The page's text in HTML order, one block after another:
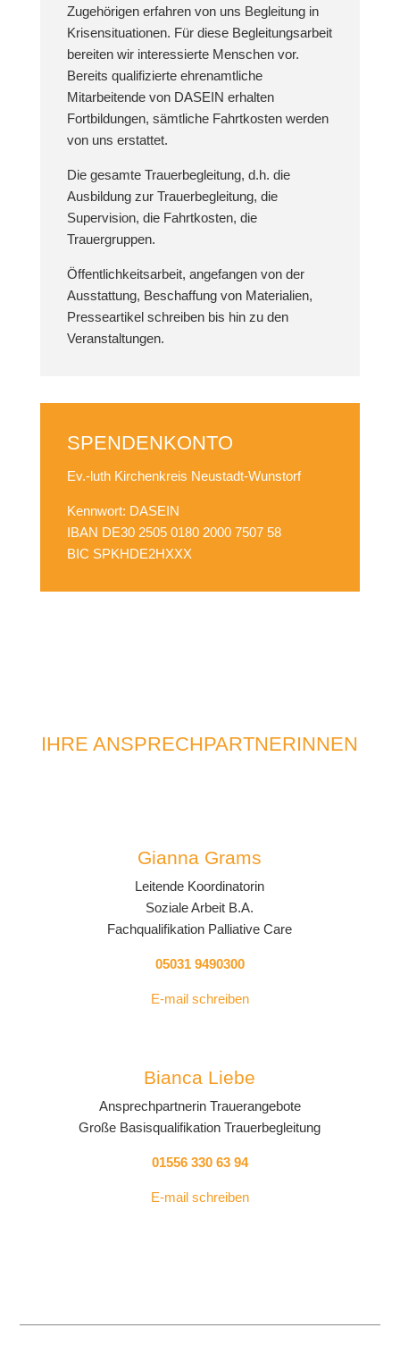
Zugehörigen erfahren von uns Begleitung in
Krisensituationen. Für diese Begleitungsarbeit
bereiten wir interessierte Menschen vor.
Bereits qualifizierte ehrenamtliche
Mitarbeitende von DASEIN erhalten
Fortbildungen, sämtliche Fahrtkosten werden
von uns erstattet.
Die gesamte Trauerbegleitung, d.h. die
Ausbildung zur Trauerbegleitung, die
Supervision, die Fahrtkosten, die
Trauergruppen.
Öffentlichkeitsarbeit, angefangen von der
Ausstattung, Beschaffung von Materialien,
Presseartikel schreiben bis hin zu den
Veranstaltungen.
SPENDENKONTO
Ev.-luth Kirchenkreis Neustadt-Wunstorf
Kennwort: DASEIN
IBAN DE30 2505 0180 2000 7507 58
BIC SPKHDE2HXXX
IHRE ANSPRECHPARTNERINNEN
Gianna Grams
Leitende Koordinatorin
Soziale Arbeit B.A.
Fachqualifikation Palliative Care
05031 9490300
E-mail schreiben
Bianca Liebe
Ansprechpartnerin Trauerangebote
Große Basisqualifikation Trauerbegleitung
01556 330 63 94
E-mail schreiben